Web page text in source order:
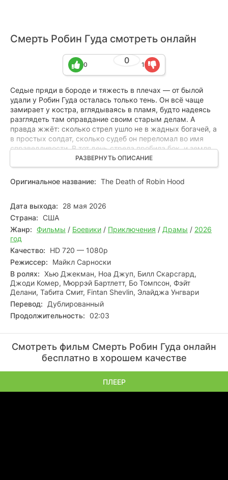
Смерть Робин Гуда смотреть онлайн
0
0 1
Седые пряди в бороде и тяжесть в плечах — от былой
удали у Робин Гуда осталась только тень. Он всё чаще
замирает у костра, вглядываясь в пламя, будто надеясь
разглядеть там оправдание своим старым делам. А
правда жжёт: сколько стрел ушло не в жадных богачей, а
в простых солдат, сколько судеб он переломал во имя
справедливости. В тот день стрела пробила бок, и земля
вдруг стала слишком твёрдой, а небо — слишком
далёким. Но когда тьма уже смыкалась над ним, из
сумрака вышла женщина — молчаливая, твёрдая, с
руками, знающими, как удержать жизнь. В её молчании
может, искупить хоть что‑то.
РАЗВЕРНУТЬ ОПИСАНИЕ
Оригинальное название: The Death of Robin Hood
Дата выхода:
28 мая 2026
Страна: США
Жанр: Фильмы / Боевики / Приключения / Драмы / 2026
год
Качество:
HD 720 — 1080p
Режиссер:
Майкл Сарноски
В ролях: Хью Джекман, Ноа Джуп, Билл Скарсгард,
Джоди Комер, Мюррэй Бартлетт, Бо Томпсон, Фэйт
Делани, Табита Смит, Fintan Shevlin, Элайджа Унгвари
Перевод:
Дублированный
Продолжительность: 02:03
Смотреть фильм Смерть Робин Гуда онлайн
бесплатно в хорошем качестве
ПЛЕЕР